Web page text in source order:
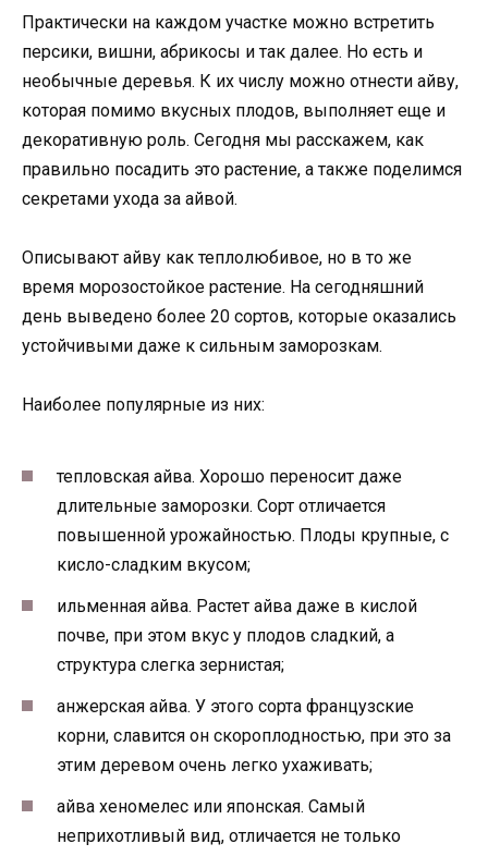
Практически на каждом участке можно встретить
персики, вишни, абрикосы и так далее. Но есть и
необычные деревья. К их числу можно отнести айву,
которая помимо вкусных плодов, выполняет еще и
декоративную роль. Сегодня мы расскажем, как
правильно посадить это растение, а также поделимся
секретами ухода за айвой.
Описывают айву как теплолюбивое, но в то же
время морозостойкое растение. На сегодняшний
день выведено более 20 сортов, которые оказались
устойчивыми даже к сильным заморозкам.
Наиболее популярные из них:
тепловская айва. Хорошо переносит даже
длительные заморозки. Сорт отличается
повышенной урожайностью. Плоды крупные, с
кисло-сладким вкусом;
ильменная айва. Растет айва даже в кислой
почве, при этом вкус у плодов сладкий, а
структура слегка зернистая;
анжерская айва. У этого сорта французские
корни, славится он скороплодностью, при это за
этим деревом очень легко ухаживать;
айва хеномелес или японская. Самый
неприхотливый вид, отличается не только